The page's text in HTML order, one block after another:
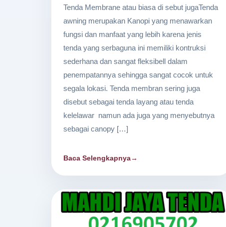
Tenda Membrane atau biasa di sebut jugaTenda
awning merupakan Kanopi yang menawarkan
fungsi dan manfaat yang lebih karena jenis
tenda yang serbaguna ini memiliki kontruksi
sederhana dan sangat fleksibell dalam
penempatannya sehingga sangat cocok untuk
segala lokasi. Tenda membran sering juga
disebut sebagai tenda layang atau tenda
kelelawar namun ada juga yang menyebutnya
sebagai canopy […]
Baca Selengkapnya→